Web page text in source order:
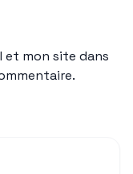
et mon site dans